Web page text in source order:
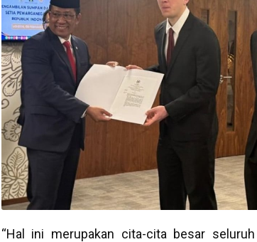
“Hal ini merupakan cita-cita besar